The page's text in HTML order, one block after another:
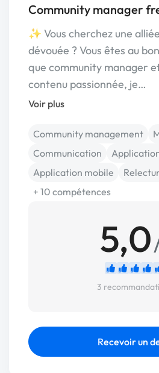
Community manager
✨ Vous cherchez une
dévouée ? Vous êtes au
que community manager
contenu passionnée, je…
Voir plus
Community management
Communication
Application mobile
+ 10 compétences
5,0
3
Recevoir un